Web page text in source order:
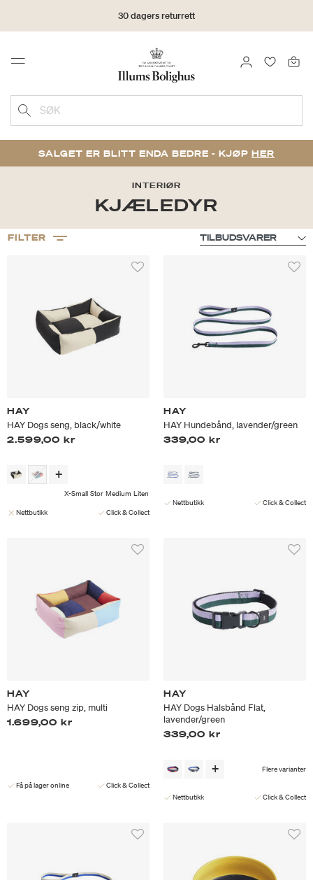
30 dagers returrett
Menu LOGG INN
SØK
SALGET ER BLITT ENDA BEDRE - KJØP HER
INTERIØR
KJÆLEDYR
FILTER
HAY
HAY Dogs seng, black/white
2.599,00 kr
X-Small Stor Medium Liten
Nettbutikk
Click & Collect
HAY
HAY Hundebånd, lavender/green
339,00 kr
Nettbutikk Click & Collect
HAY
HAY Dogs seng zip, multi
1.699,00 kr
Få på lager online Click & Collect
HAY
HAY Dogs Halsbånd Flat,
lavender/green
339,00 kr
Flere varianter
Nettbutikk Click & Collect